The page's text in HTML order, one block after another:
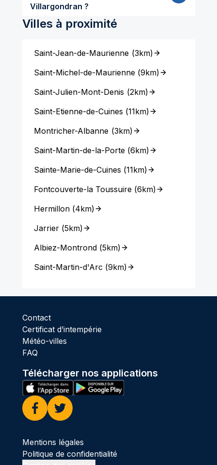
Villargondran ?
Villes à proximité
Saint-Jean-de-Maurienne (3km)
Saint-Michel-de-Maurienne(9km)
Saint-Julien-Mont-Denis (2km)
Saint-Etienne-de-Cuines (11km)
Montricher-Albanne (3km)
Saint-Martin-de-la-Porte(6km)
Sainte-Marie-de-Cuines (11km)
Fontcouverte-la Toussuire(6km)
Hermillon(4km)
Jarrier(5km)
Albiez-Montrond(5km)
Saint-Martin-d'Arc (9km)
Contact
Certificat d’intempérie
Météo-villes
FAQ
Télécharger nos applications
Facebook
Twitter
Mentions légales
Politique de confidentialité